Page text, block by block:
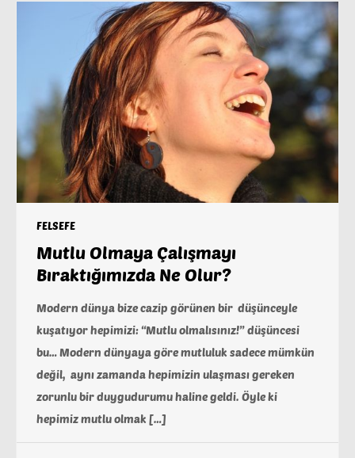
FELSEFE
Mutlu Olmaya Çalışmayı
Bıraktığımızda Ne Olur?
Modern dünya bize cazip görünen bir düşünceyle
kuşatıyor hepimizi: “Mutlu olmalısınız!” düşüncesi
bu… Modern dünyaya göre mutluluk sadece mümkün
değil, aynı zamanda hepimizin ulaşması gereken
zorunlu bir duygudurumu haline geldi. Öyle ki
hepimiz mutlu olmak […]